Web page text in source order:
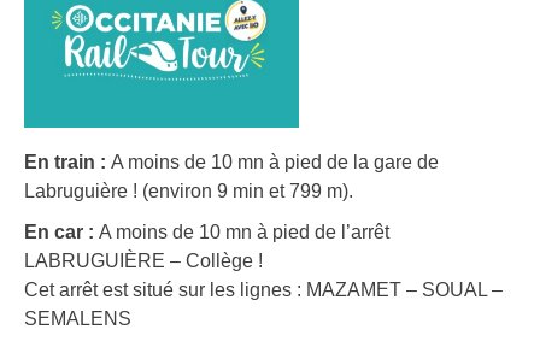
En train : A moins de 10 mn à pied de la gare de
Labruguière ! (environ 9 min et 799 m).
En car : A moins de 10 mn à pied de l’arrêt
LABRUGUIÈRE – Collège !
Cet arrêt est situé sur les lignes : MAZAMET – SOUAL –
SEMALENS